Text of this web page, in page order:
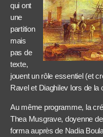
qui ont
une
partition
mais
pas de
texte,
jouent un rôle essentiel (et
Ravel et Diaghilev lors de la
Au même programme, la
Thea Musgrave, doyenne
forma auprès de Nadia